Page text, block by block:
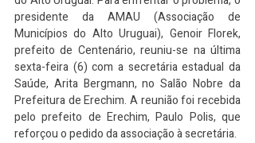
presidente da AMAU (Associação de
Municípios do Alto Uruguai), Genoir Florek,
prefeito de Centenário, reuniu-se na última
sexta-feira (6) com a secretária estadual da
Saúde, Arita Bergmann, no Salão Nobre da
Prefeitura de Erechim. A reunião foi recebida
pelo prefeito de Erechim, Paulo Polis, que
reforçou o pedido da associação à secretária.